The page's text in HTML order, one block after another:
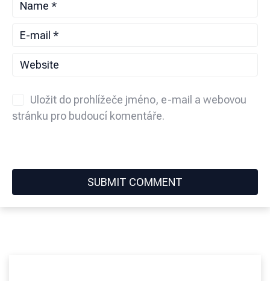
Uložit do prohlížeče jméno, e-mail a webovou
stránku pro budoucí komentáře.